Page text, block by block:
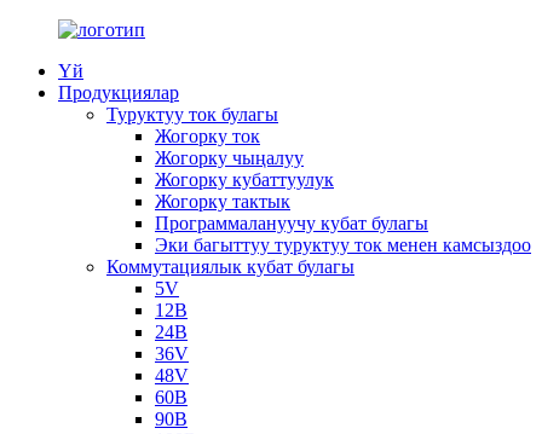
Үй
Продукциялар
Туруктуу ток булагы
Жогорку ток
Жогорку чыңалуу
Жогорку кубаттуулук
Жогорку тактык
Программалануучу кубат булагы
Эки багыттуу туруктуу ток менен камсыздоо
Коммутациялык кубат булагы
5V
12В
24В
36V
48V
60В
90В